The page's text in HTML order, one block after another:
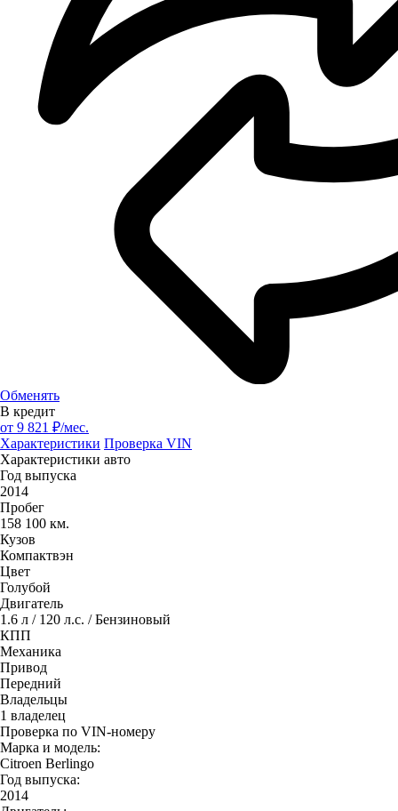
Обменять
В кредит
от 9 821 ₽/мес.
Характеристики Проверка VIN
Характеристики авто
Год выпуска
2014
Пробег
158 100 км.
Кузов
Компактвэн
Цвет
Голубой
Двигатель
1.6 л / 120 л.с. / Бензиновый
КПП
Механика
Привод
Передний
Владельцы
1 владелец
Проверка по VIN-номеру
Марка и модель:
Citroen Berlingo
Год выпуска:
2014